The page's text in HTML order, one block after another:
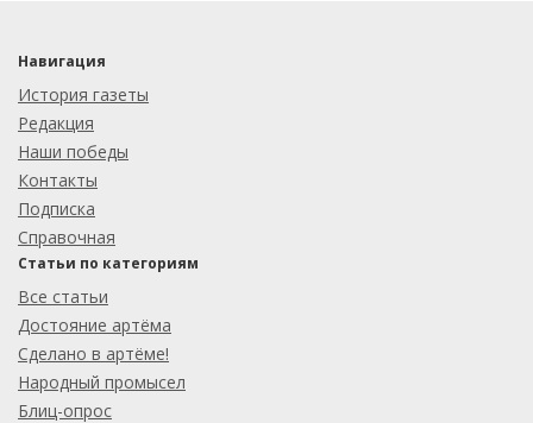
Навигация
История газеты
Редакция
Наши победы
Контакты
Подписка
Справочная
Статьи по категориям
Все статьи
Достояние артёма
Сделано в артёме!
Народный промысел
Блиц-опрос